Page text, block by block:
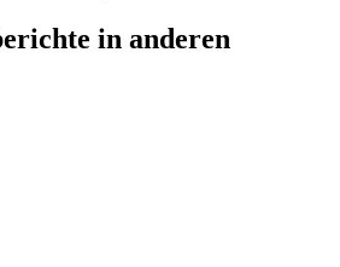
in anderen